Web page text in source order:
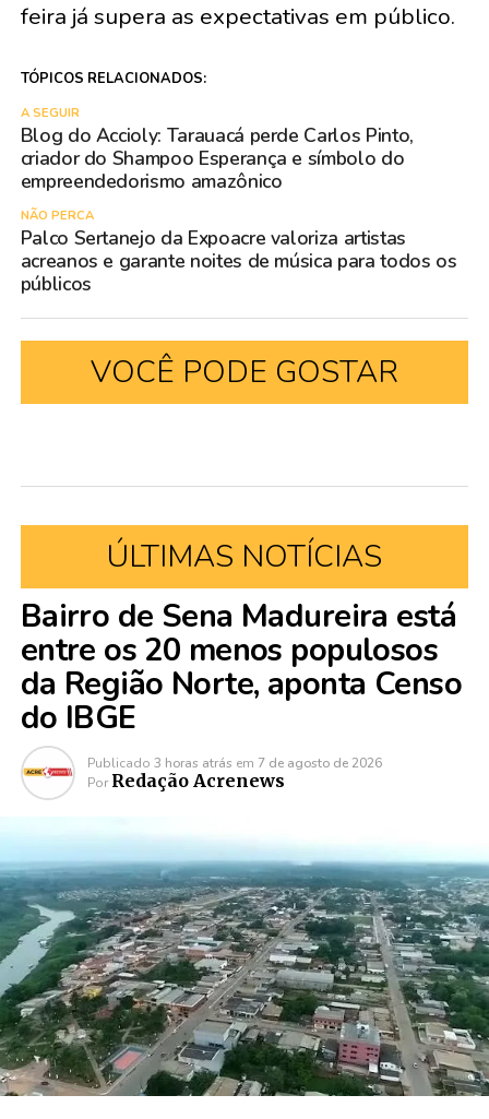
feira já supera as expectativas em público.
TÓPICOS RELACIONADOS:
A SEGUIR
Blog do Accioly: Tarauacá perde Carlos Pinto,
criador do Shampoo Esperança e símbolo do
empreendedorismo amazônico
NÃO PERCA
Palco Sertanejo da Expoacre valoriza artistas
acreanos e garante noites de música para todos os
públicos
VOCÊ PODE GOSTAR
ÚLTIMAS NOTÍCIAS
Bairro de Sena Madureira está
entre os 20 menos populosos
da Região Norte, aponta Censo
do IBGE
Publicado 3 horas atrás em 7 de agosto de 2026
Por Redação Acrenews